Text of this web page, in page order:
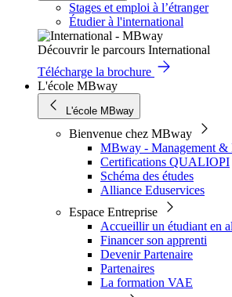
Stages et emploi à l’étranger
Étudier à l'international
Découvrir le parcours International
Télécharge la brochure
L'école MBway
L'école MBway
Bienvenue chez MBway
MBway - Management &
Certifications QUALIOPI
Schéma des études
Alliance Eduservices
Espace Entreprise
Accueillir un étudiant en
Financer son apprenti
Devenir Partenaire
Partenaires
La formation VAE